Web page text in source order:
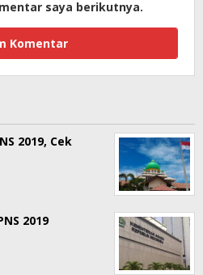
saya berikutnya.
2019, Cek
2019